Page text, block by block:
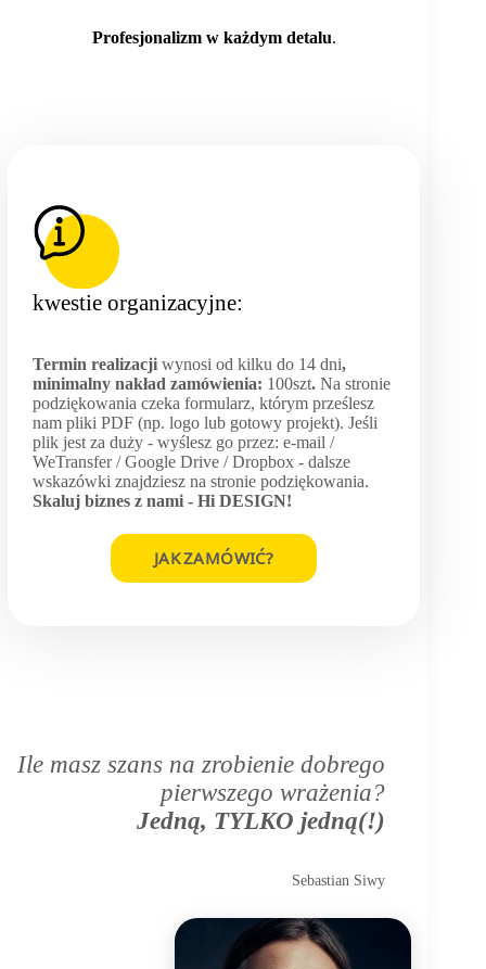
Profesjonalizm w każdym detalu.
kwestie organizacyjne:
Termin realizacji wynosi od kilku do 14 dni,
minimalny nakład zamówienia: 100szt. Na stronie
podziękowania czeka formularz, którym prześlesz
nam pliki PDF (np. logo lub gotowy projekt). Jeśli
plik jest za duży - wyślesz go przez: e-mail /
WeTransfer / Google Drive / Dropbox - dalsze
wskazówki znajdziesz na stronie podziękowania.
Skaluj biznes z nami - Hi DESIGN!
JAK ZAMÓWIĆ?
Ile masz szans na zrobienie dobrego
pierwszego wrażenia?
Jedną, TYLKO jedną(!)
Sebastian Siwy